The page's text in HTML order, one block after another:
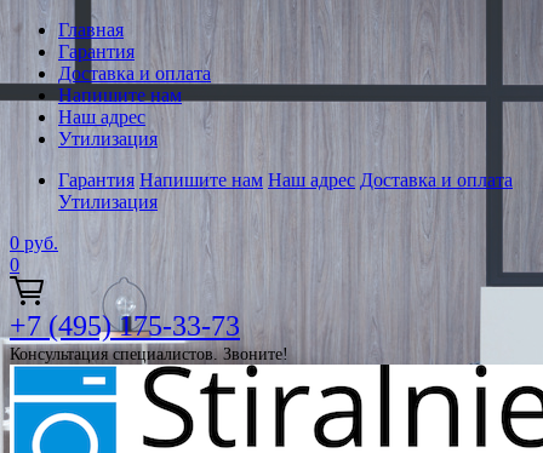
Главная
Гарантия
Доставка и оплата
Напишите нам
Наш адрес
Утилизация
Гарантия Напишите нам Наш адрес Доставка и оплата
Утилизация
0 руб.
0
+7 (495) 175-33-73
Консультация специалистов. Звоните!